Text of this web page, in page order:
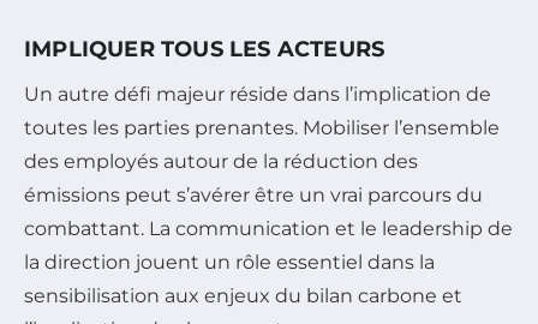
IMPLIQUER TOUS LES ACTEURS
Un autre défi majeur réside dans l’implication de
toutes les parties prenantes. Mobiliser l’ensemble
des employés autour de la réduction des
émissions peut s’avérer être un vrai parcours du
combattant. La communication et le leadership de
la direction jouent un rôle essentiel dans la
sensibilisation aux enjeux du bilan carbone et